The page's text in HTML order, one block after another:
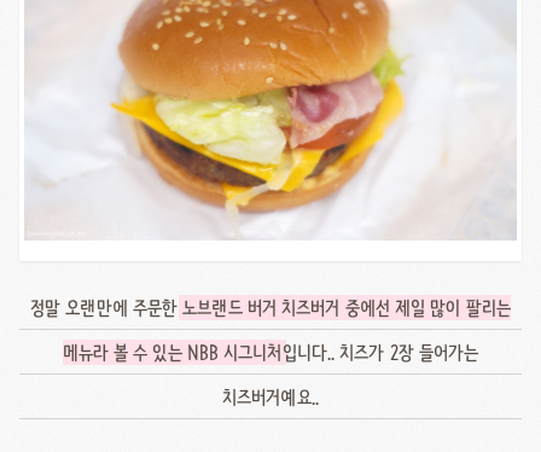
정말 오랜만에 주문한노브랜드 버거 치즈버거 중에선 제일 많이 팔리는
메뉴라 볼 수 있는 NBB 시그니처입니다.. 치즈가 2장 들어가는
치즈버거예요..